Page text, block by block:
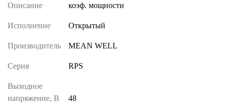
Описание
коэф. мощности
Исполнение Открытый
Производитель MEAN WELL
Серия RPS
Выходное
напряжение, В
48